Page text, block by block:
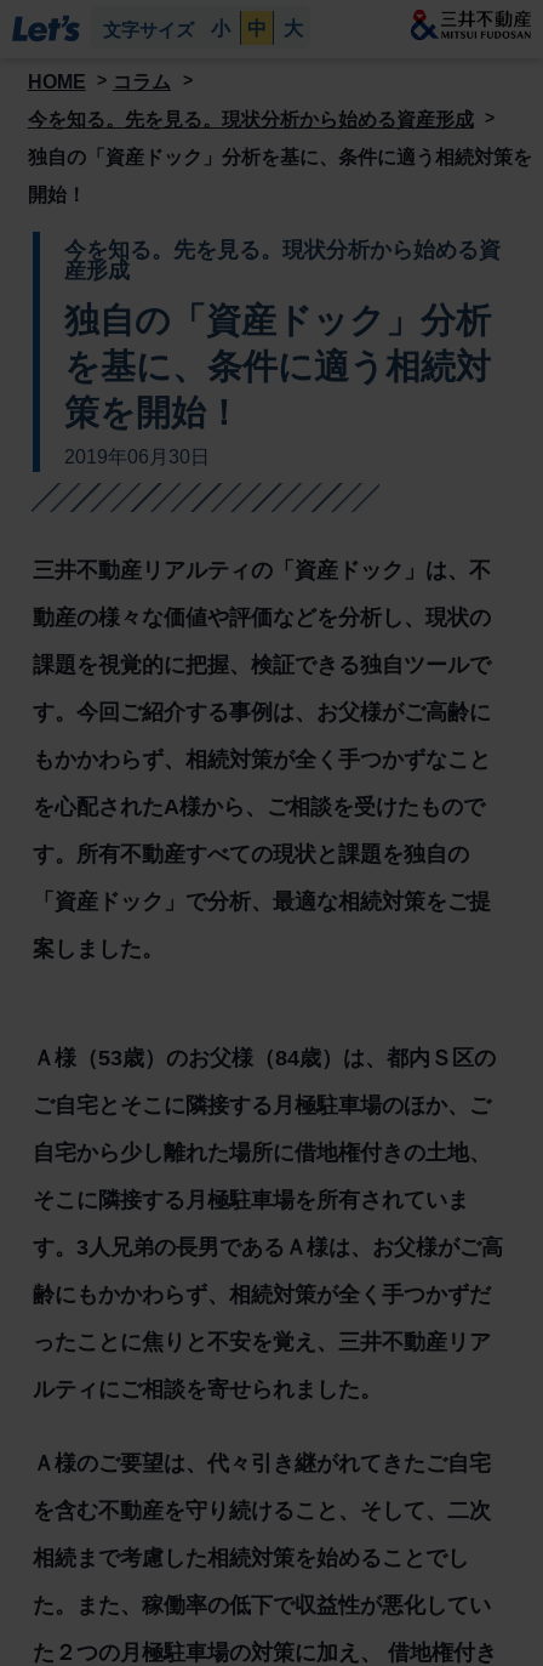
文字サイズ 小 中 大
HOME
コラム
今を知る。先を見る。現状分析から始める資産形成
独自の「資産ドック」分析を基に、条件に適う相続対策を
開始！
今を知る。先を見る。現状分析から始める資
産形成
独自の「資産ドック」分析
を基に、条件に適う相続対
策を開始！
2019年06月30日
三井不動産リアルティの「資産ドック」は、不
動産の様々な価値や評価などを分析し、現状の
課題を視覚的に把握、検証できる独自ツールで
す。今回ご紹介する事例は、お父様がご高齢に
もかかわらず、相続対策が全く手つかずなこと
を心配されたA様から、ご相談を受けたもので
す。所有不動産すべての現状と課題を独自の
「資産ドック」で分析、最適な相続対策をご提
案しました。
Ａ様（53歳）のお父様（84歳）は、都内Ｓ区の
ご自宅とそこに隣接する月極駐車場のほか、ご
自宅から少し離れた場所に借地権付きの土地、
そこに隣接する月極駐車場を所有されていま
す。3人兄弟の長男であるＡ様は、お父様がご高
齢にもかかわらず、相続対策が全く手つかずだ
ったことに焦りと不安を覚え、三井不動産リア
ルティにご相談を寄せられました。
Ａ様のご要望は、代々引き継がれてきたご自宅
を含む不動産を守り続けること、そして、二次
相続まで考慮した相続対策を始めることでし
た。また、稼働率の低下で収益性が悪化してい
た２つの月極駐車場の対策に加え、 借地権付き